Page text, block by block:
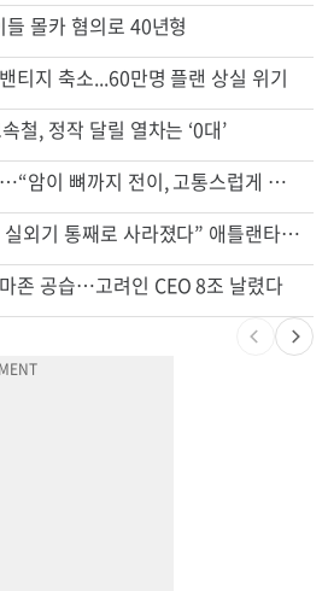
궁 적출 수술
들 몰카 혐의로 40년형
티지 축소...60만명 플랜 상실 위기
철, 정작 달릴 열차는 ‘0대’
바이든 암 투병 근황…“암이 뼈까지 전이, 고통스럽게 투병 중”
“6~7분 만에 에어컨 실외기 통째로 사라졌다” 애틀랜타서 실외기 도난 급증
마존 공습…고려인 CEO 8조 날렸다